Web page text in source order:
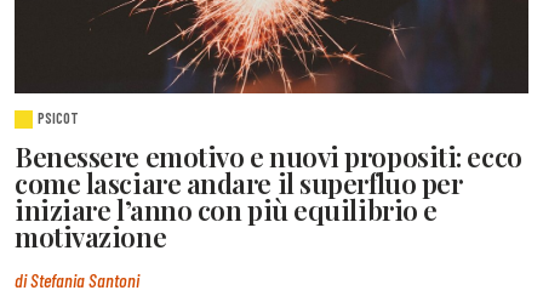
PSICOT
Benessere emotivo e nuovi propositi: ecco
come lasciare andare il superfluo per
iniziare l’anno con più equilibrio e
motivazione
di Stefania Santoni